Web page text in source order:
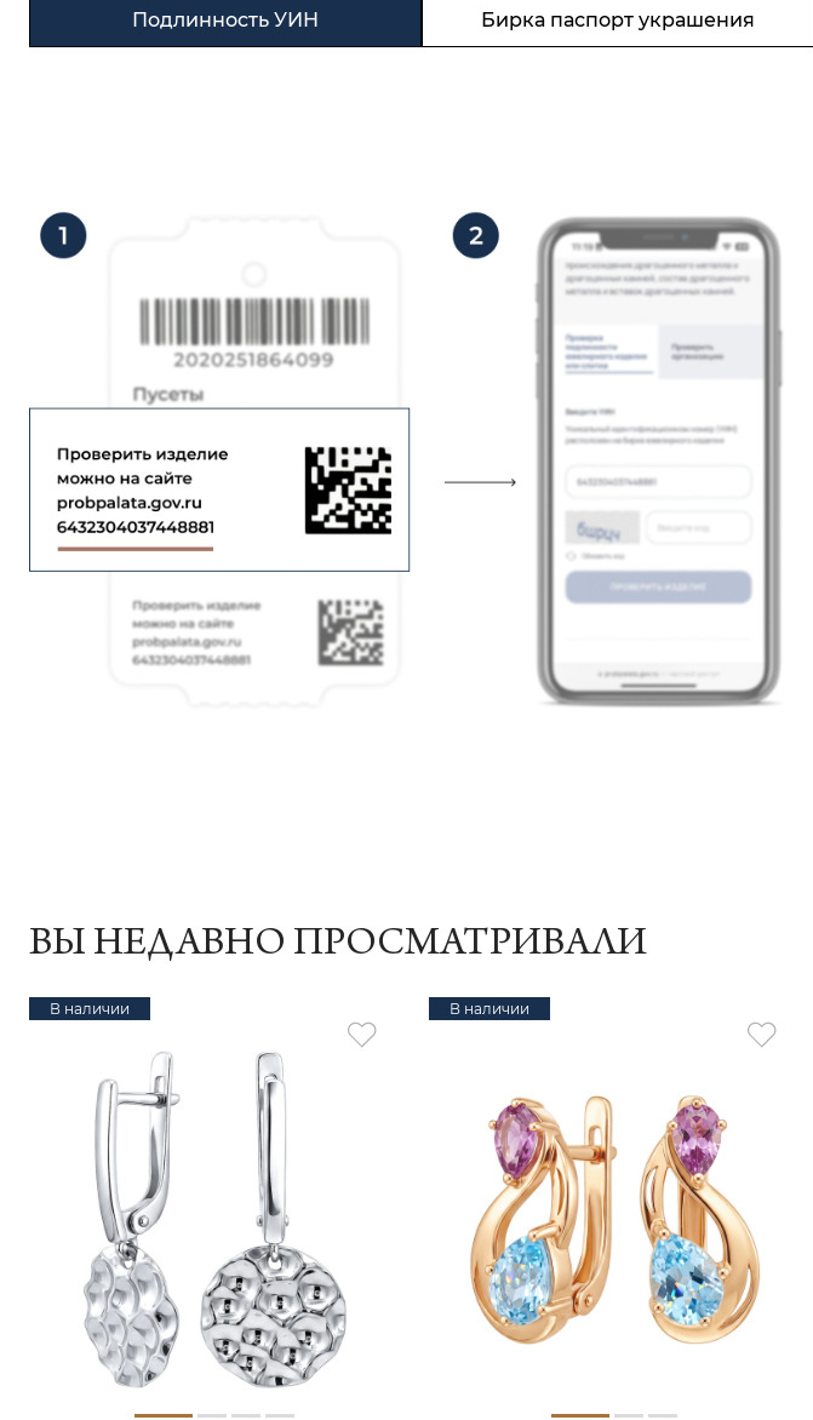
Подлинность УИН Бирка паспорт украшения
ВЫ НЕДАВНО ПРОСМАТРИВАЛИ
В наличии В наличии